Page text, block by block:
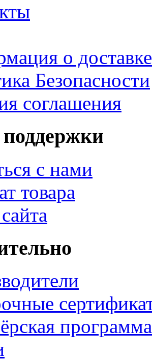
о доставке
Безопасности
соглашения
с нами
товара
программа